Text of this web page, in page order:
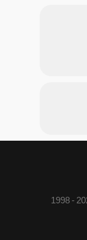
جميع الحقوق محفوظة © 2026 - 1998